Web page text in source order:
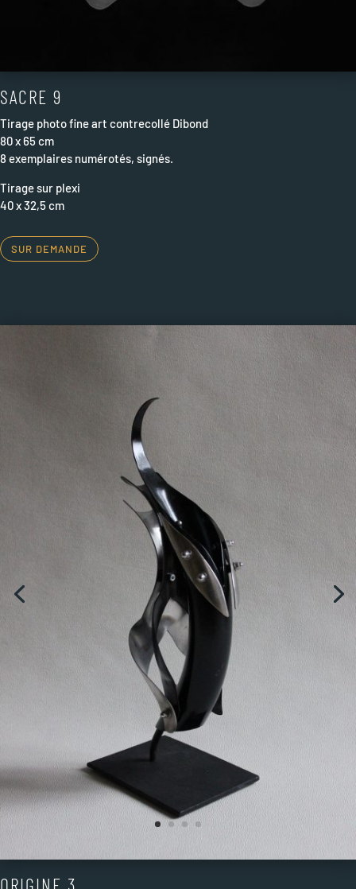
SACRE 9
Tirage photo fine art contrecollé Dibond
80 x 65 cm
8 exemplaires numérotés, signés.
Tirage sur plexi
40 x 32,5 cm
SUR DEMANDE